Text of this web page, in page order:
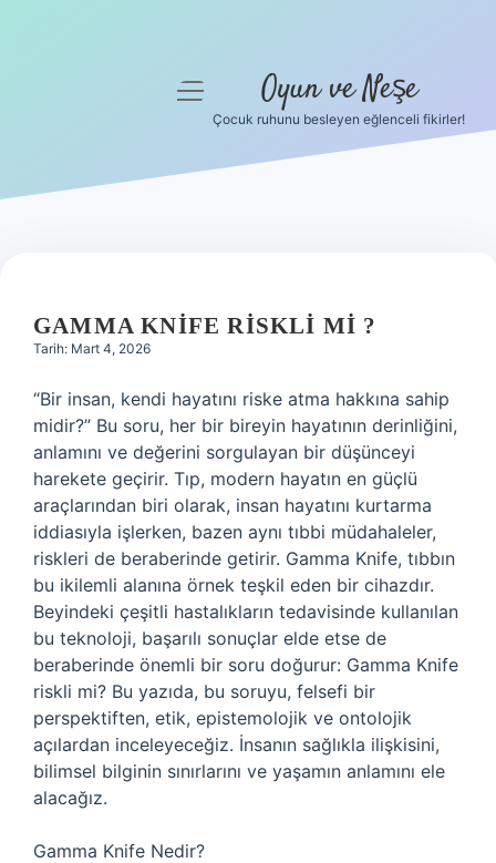
Hakkımızda
menüyü
Oyun ve Neşe
Çocuk ruhunu besleyen eğlenceli fikirler!
GAMMA KNIFE RISKLI MI ?
Tarih: Mart 4, 2026
“Bir insan, kendi hayatını riske atma hakkına sahip
midir?” Bu soru, her bir bireyin hayatının derinliğini,
anlamını ve değerini sorgulayan bir düşünceyi
harekete geçirir. Tıp, modern hayatın en güçlü
araçlarından biri olarak, insan hayatını kurtarma
iddiasıyla işlerken, bazen aynı tıbbi müdahaleler,
riskleri de beraberinde getirir. Gamma Knife, tıbbın
bu ikilemli alanına örnek teşkil eden bir cihazdır.
Beyindeki çeşitli hastalıkların tedavisinde kullanılan
bu teknoloji, başarılı sonuçlar elde etse de
beraberinde önemli bir soru doğurur: Gamma Knife
riskli mi? Bu yazıda, bu soruyu, felsefi bir
perspektiften, etik, epistemolojik ve ontolojik
açılardan inceleyeceğiz. İnsanın sağlıkla ilişkisini,
bilimsel bilginin sınırlarını ve yaşamın anlamını ele
alacağız.
Gamma Knife Nedir?